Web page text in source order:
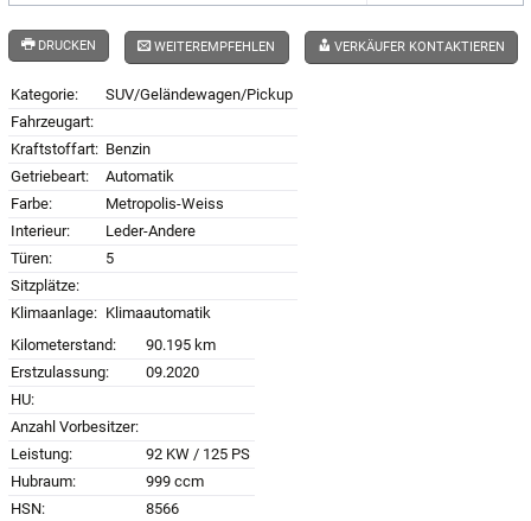
DRUCKEN WEITEREMPFEHLEN VERKÄUFER KONTAKTIEREN
Kategorie:
SUV/Geländewagen/Pickup
Fahrzeugart:
Kraftstoffart: Benzin
Getriebeart:
Automatik
Farbe:
Metropolis-Weiss
Interieur:
Leder-Andere
Türen:
5
Sitzplätze:
Klimaanlage: Klimaautomatik
Kilometerstand:
90.195 km
Erstzulassung:
09.2020
HU:
Anzahl Vorbesitzer:
Leistung:
92 KW / 125 PS
Hubraum:
999 ccm
HSN:
8566